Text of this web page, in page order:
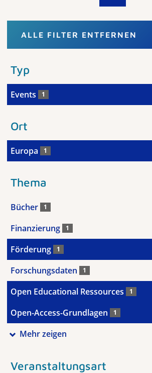
ALLE FILTER ENTFERNEN
Typ
Events 1
Ort
Europa 1
Thema
Bücher 1
Finanzierung 1
Förderung 1
Forschungsdaten 1
Open Educational Ressources 1
Open-Access-Grundlagen 1
Mehr zeigen
Veranstaltungsart